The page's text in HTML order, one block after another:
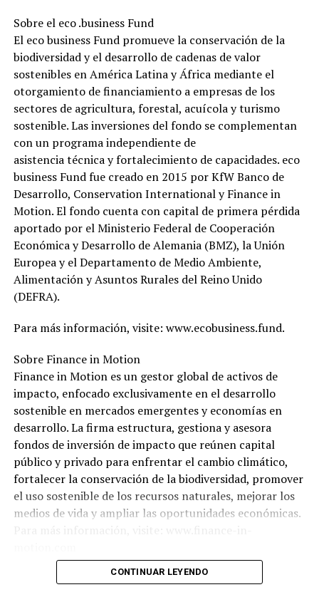
Sobre el eco .business Fund
El eco business Fund promueve la conservación de la
biodiversidad y el desarrollo de cadenas de valor
sostenibles en América Latina y África mediante el
otorgamiento de financiamiento a empresas de los
sectores de agricultura, forestal, acuícola y turismo
sostenible. Las inversiones del fondo se complementan
con un programa independiente de
asistencia técnica y fortalecimiento de capacidades. eco
business Fund fue creado en 2015 por KfW Banco de
Desarrollo, Conservation International y Finance in
Motion. El fondo cuenta con capital de primera pérdida
aportado por el Ministerio Federal de Cooperación
Económica y Desarrollo de Alemania (BMZ), la Unión
Europea y el Departamento de Medio Ambiente,
Alimentación y Asuntos Rurales del Reino Unido
(DEFRA).
Para más información, visite: www.ecobusiness.fund.
Sobre Finance in Motion
Finance in Motion es un gestor global de activos de
impacto, enfocado exclusivamente en el desarrollo
sostenible en mercados emergentes y economías en
desarrollo. La firma estructura, gestiona y asesora
fondos de inversión de impacto que reúnen capital
público y privado para enfrentar el cambio climático,
fortalecer la conservación de la biodiversidad, promover
el uso sostenible de los recursos naturales, mejorar los
medios de vida y ampliar las oportunidades económicas.
CONTINUAR LEYENDO